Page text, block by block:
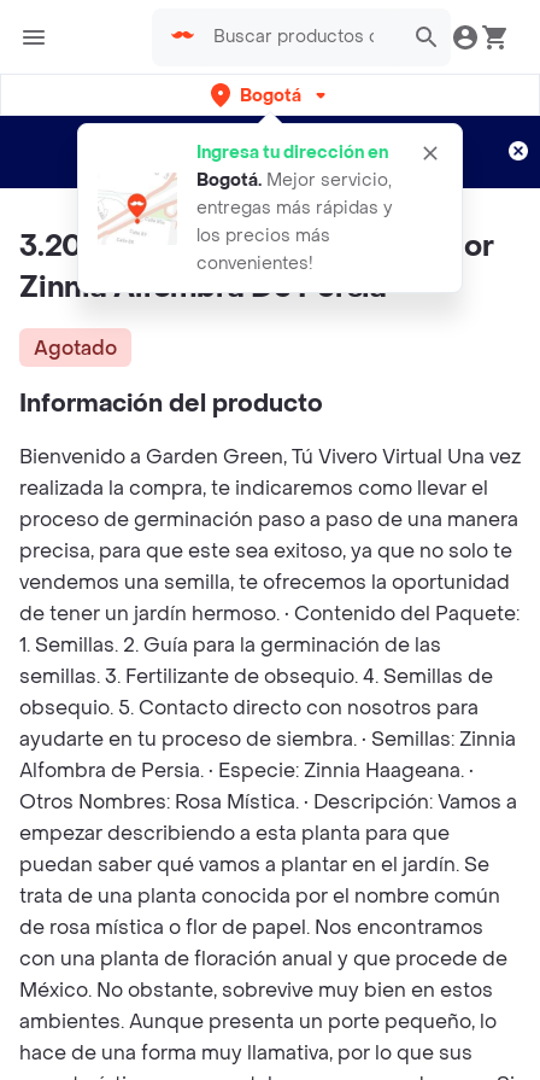
Bogotá
Ingresa tu dirección en
Bogotá. Mejor servicio,
entregas más rápidas y
los precios más
convenientes!
envíos gratis por semanas
Aplican TyC
3.200 Semillas Orgánicas De Flor
Zinnia Alfombra De Persia
Agotado
Información del producto
Bienvenido a Garden Green, Tú Vivero Virtual Una vez
realizada la compra, te indicaremos como llevar el
proceso de germinación paso a paso de una manera
precisa, para que este sea exitoso, ya que no solo te
vendemos una semilla, te ofrecemos la oportunidad
de tener un jardín hermoso. • Contenido del Paquete:
1. Semillas. 2. Guía para la germinación de las
semillas. 3. Fertilizante de obsequio. 4. Semillas de
obsequio. 5. Contacto directo con nosotros para
ayudarte en tu proceso de siembra. • Semillas: Zinnia
Alfombra de Persia. • Especie: Zinnia Haageana. •
Otros Nombres: Rosa Mística. • Descripción: Vamos a
empezar describiendo a esta planta para que
puedan saber qué vamos a plantar en el jardín. Se
trata de una planta conocida por el nombre común
de rosa mística o flor de papel. Nos encontramos
con una planta de floración anual y que procede de
México. No obstante, sobrevive muy bien en estos
ambientes. Aunque presenta un porte pequeño, lo
hace de una forma muy llamativa, por lo que sus